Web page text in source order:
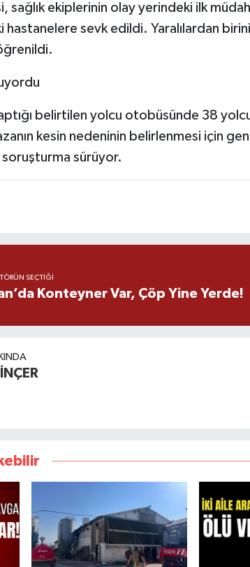
sağlık ekiplerinin olay yerindeki ilk
hastanelere sevk edildi. Yaralılardan
belirtilen yolcu otobüsünde 38
kesin nedeninin belirlenmesi için
soruşturma sürüyor.
SEÇTIĞI
Konteyner Var, Çöp Yine Yerde!